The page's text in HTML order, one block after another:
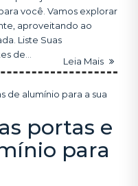
você. Vamos explorar
aproveitando ao
Liste Suas
de...
Leia Mais
portas e
para